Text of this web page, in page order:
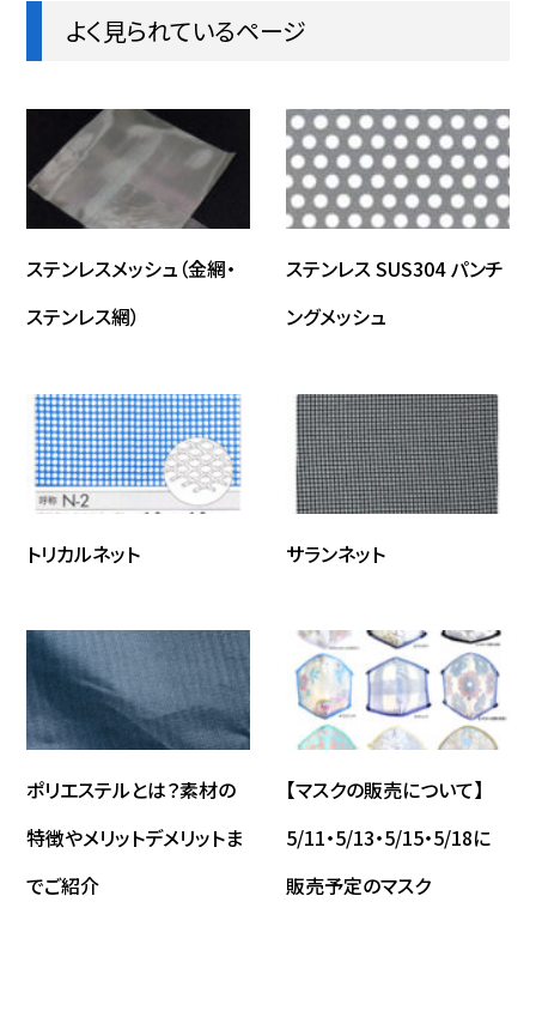
よく見られているページ
ステンレスメッシュ（金網・
ステンレス網）
ステンレス SUS304 パンチ
ングメッシュ
トリカルネット サランネット
ポリエステルとは？素材の
特徴やメリットデメリットま
でご紹介
【マスクの販売について】
5/11・5/13・5/15・5/18に
販売予定のマスク